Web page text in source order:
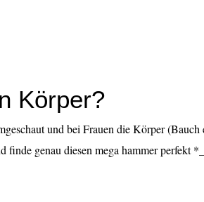
Körper?
und bei Frauen die Körper (Bauch
finde genau diesen mega hammer perfekt